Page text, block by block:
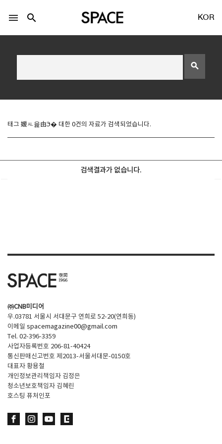
Twitter 로그인
기사문의
Contact
menu search KOR
search
태그 媛ㅻ윭由Э� 대한 0건의 자료가 검색되었습니다.
검색결과가 없습니다.
㈜CNB미디어
우.03781 서울시 서대문구 연희로 52-20(연희동)
이메일 spacemagazine00@gmail.com
Tel. 02-396-3359
사업자등록번호 206-81-40424
통신판매신고번호 제2013-서울서대문-0150호
대표자 황용철
개인정보관리책임자 김정은
청소년보호책임자 김혜린
호스팅 퓨처인포